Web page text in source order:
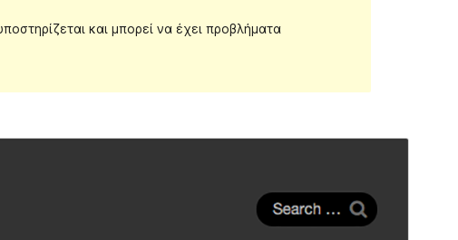
και μπορεί να έχει προβλήματα
28 Απρ 2018
100+